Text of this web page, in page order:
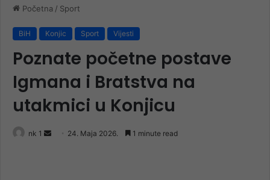
Početna / Sport
BiH Konjic Sport Vijesti
Poznate početne postave
Igmana i Bratstva na
utakmici u Konjicu
nk 1
Send 24. Maja 2026. 1 minute read